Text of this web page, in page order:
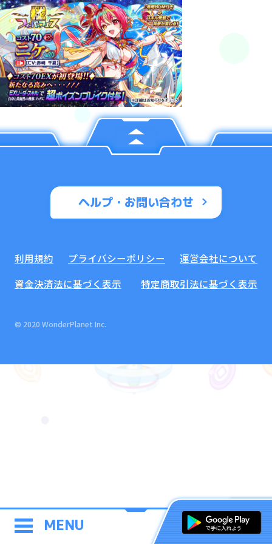
MENU
ヘルプ・お問い合わせ
利用規約 プライバシーポリシー
運営会社について
資金決済法に基づく表示
特定商取引法に基づく表示
© 2020 WonderPlanet Inc.